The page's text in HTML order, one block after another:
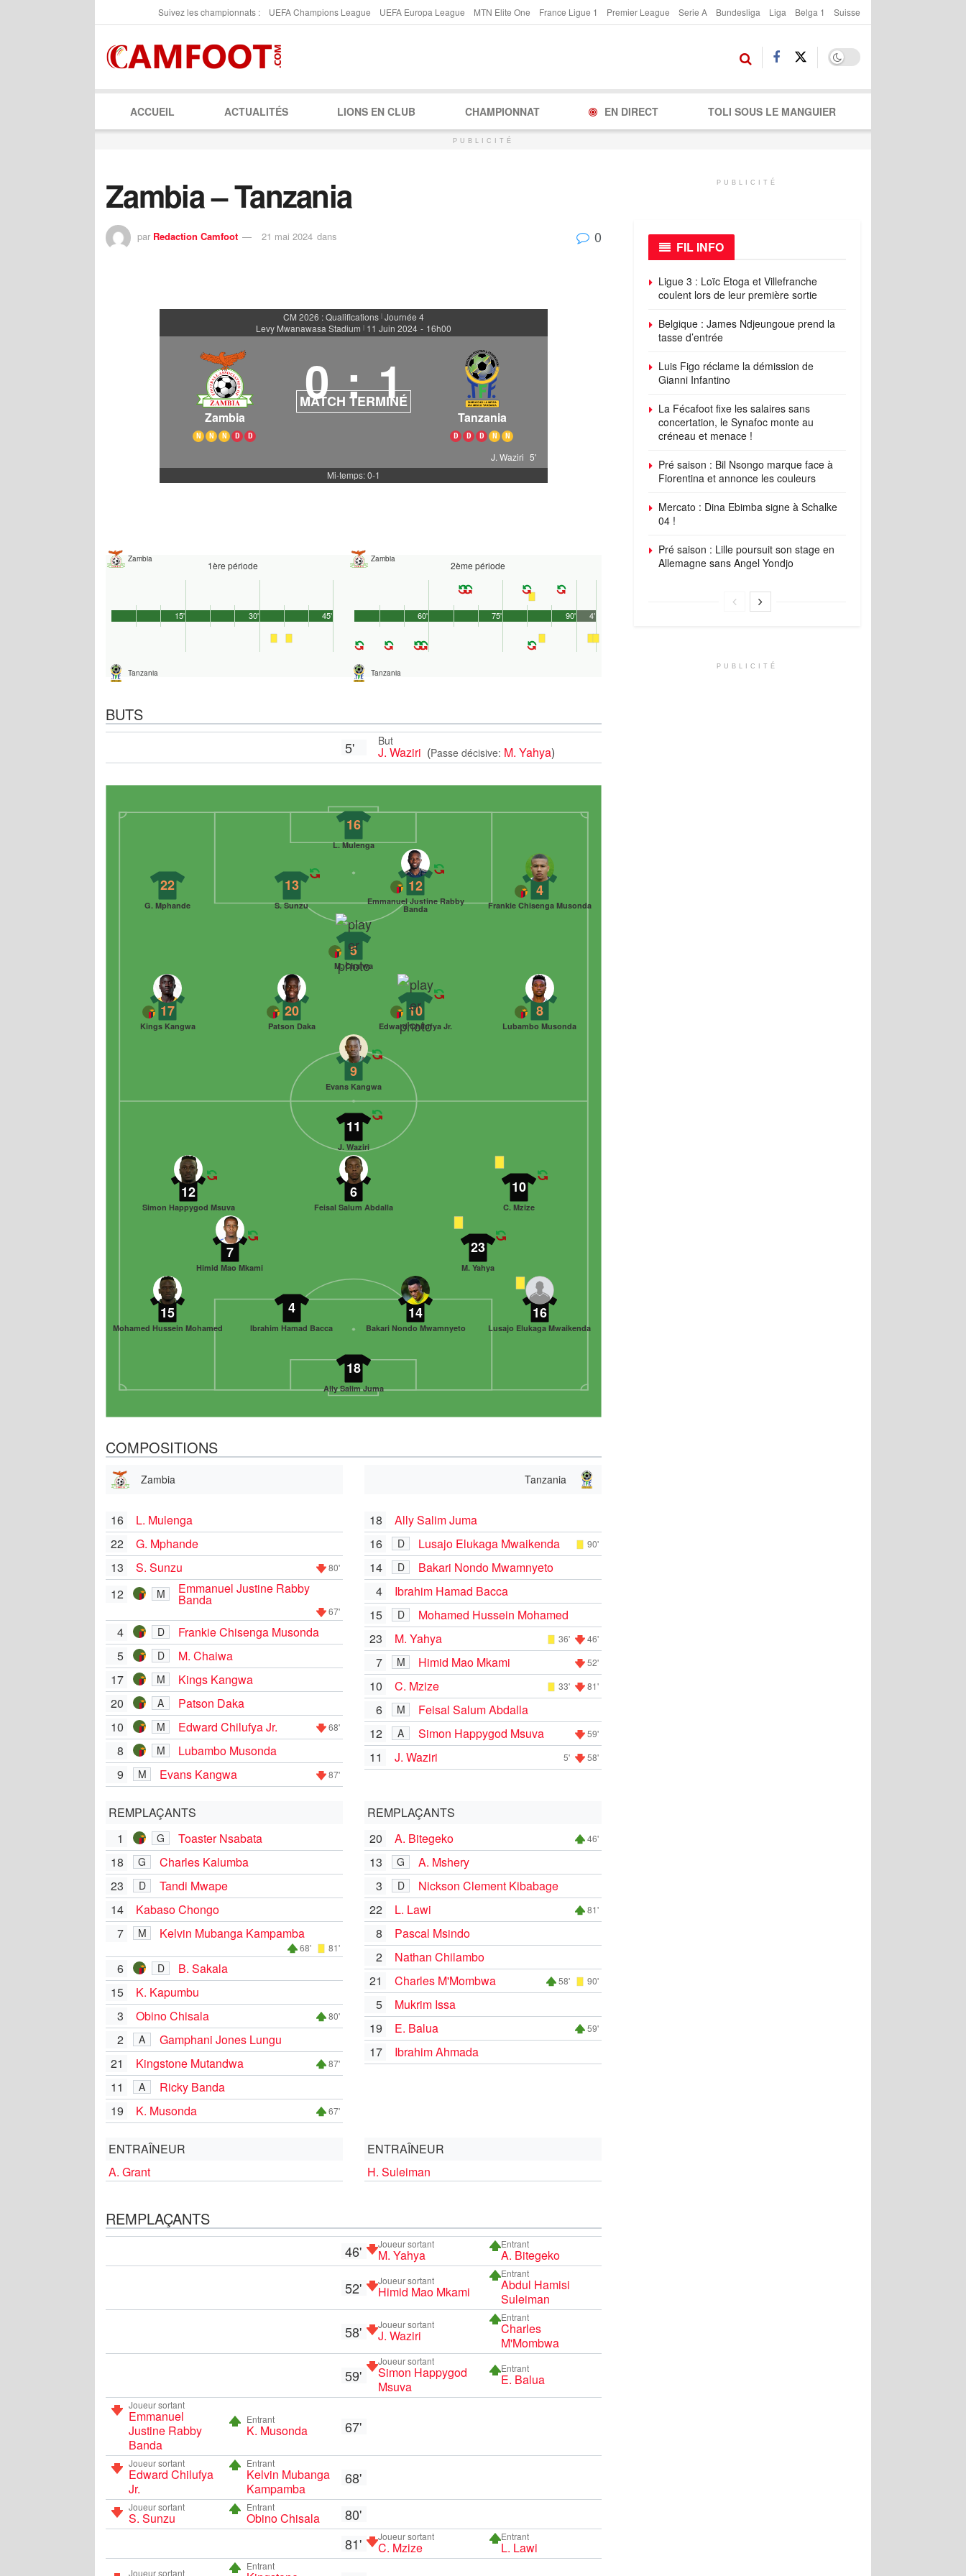
Suivez les championnats : UEFA Champions League UEFA Europa League MTN Elite One France Ligue 1 Premier League Serie A Bundesliga Liga Belga 1 Suisse
ACCUEIL ACTUALITÉS LIONS EN CLUB CHAMPIONNAT EN DIRECT TOLI SOUS LE MANGUIER
PUBLICITÉ
Zambia – Tanzania
par Redaction Camfoot 21 mai 2024 dans 0
CM 2026 : Qualifications | Journée 4
Levy Mwanawasa Stadium | 11 Juin 2024 - 16h00
Zambia
N N N D D
0 : 1
MATCH TERMINÉ
Tanzania
D D D N N
J. Waziri 5'
Mi-temps: 0-1
Zambia
1ère période
Tanzania
45'
15' 30'
Zambia
2ème période
Tanzania
90'
60' 75' 4'
BUTS
5' But
J. Waziri (Passe décisive: M. Yahya)
16
L. Mulenga
4
Frankie Chisenga Musonda
12
Emmanuel Justine Rabby
Banda
13
S. Sunzu
22
G. Mphande
5
M. Chaiwa
8
Lubambo Musonda
10
Edward Chilufya Jr.
20
Patson Daka
17
Kings Kangwa
9
Evans Kangwa
18
Ally Salim Juma
15
Mohamed Hussein Mohamed
4
Ibrahim Hamad Bacca
14
Bakari Nondo Mwamnyeto
16
Lusajo Elukaga Mwaikenda
7
Himid Mao Mkami
23
M. Yahya
12
Simon Happygod Msuva
6
Feisal Salum Abdalla
10
C. Mzize
11
J. Waziri
COMPOSITIONS
Zambia
16
L. Mulenga
22
G. Mphande
13
S. Sunzu 80'
12 M Emmanuel Justine Rabby
Banda
67'
4 D
Frankie Chisenga Musonda
5
D
M. Chaiwa
17
M
Kings Kangwa
20
A
Patson Daka
10
M Edward Chilufya Jr. 68'
8 M
Lubambo Musonda
9
M Evans Kangwa 87'
REMPLAÇANTS
1
G
Toaster Nsabata
18
G
Charles Kalumba
23
D
Tandi Mwape
14
Kabaso Chongo
7
M Kelvin Mubanga Kampamba
68' 81'
6 D
B. Sakala
15
K. Kapumbu
3
Obino Chisala 80'
2 A
Gamphani Jones Lungu
21
Kingstone Mutandwa 87'
11 A
Ricky Banda
19
K. Musonda 67'
ENTRAÎNEUR
A. Grant
Tanzania
18
Ally Salim Juma
16
D Lusajo Elukaga Mwaikenda 90'
14 D
Bakari Nondo Mwamnyeto
4
Ibrahim Hamad Bacca
15
D
Mohamed Hussein Mohamed
23
M. Yahya 36' 46'
7 M Himid Mao Mkami 52'
10 C. Mzize 33' 81'
6 M
Feisal Salum Abdalla
12
A Simon Happygod Msuva 59'
11 J. Waziri 5' 58'
REMPLAÇANTS
20
A. Bitegeko 46'
13 G
A. Mshery
3
D
Nickson Clement Kibabage
22
L. Lawi 81'
8
Pascal Msindo
2
Nathan Chilambo
21
Charles M'Mombwa 58' 90'
5
Mukrim Issa
19
E. Balua 59'
17 Ibrahim Ahmada
ENTRAÎNEUR
H. Suleiman
REMPLAÇANTS
46' Joueur sortant
M. Yahya
Entrant
A. Bitegeko
52' Joueur sortant
Himid Mao Mkami
Entrant
Abdul Hamisi
Suleiman
58' Joueur sortant
J. Waziri
Entrant
Charles
M'Mombwa
59'
Joueur sortant
Simon Happygod
Msuva
Entrant
E. Balua
Joueur sortant
Emmanuel
Justine Rabby
Banda
Entrant
K. Musonda 67'
Joueur sortant
Edward Chilufya
Jr.
Entrant
Kelvin Mubanga
Kampamba
68'
Joueur sortant
S. Sunzu
Entrant
Obino Chisala
80'
81'
Joueur sortant
C. Mzize
Entrant
L. Lawi
Joueur sortant
Entrant
PUBLICITÉ
FIL INFO
Ligue 3 : Loïc Etoga et Villefranche
coulent lors de leur première sortie
Belgique : James Ndjeungoue prend la
tasse d’entrée
Luis Figo réclame la démission de
Gianni Infantino
La Fécafoot fixe les salaires sans
concertation, le Synafoc monte au
créneau et menace !
Pré saison : Bil Nsongo marque face à
Fiorentina et annonce les couleurs
Mercato : Dina Ebimba signe à Schalke
04 !
Pré saison : Lille poursuit son stage en
Allemagne sans Angel Yondjo
PUBLICITÉ